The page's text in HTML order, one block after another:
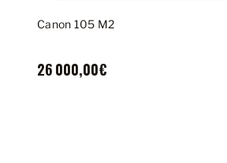
Canon 105 M2
26 000,00€